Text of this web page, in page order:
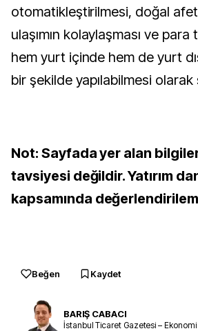
otomatikleştirilmesi, doğal
ulaşımın kolaylaşması ve
hem yurt içinde hem de yurt
bir şekilde yapılabilmesi olarak
Not: Sayfada yer alan bilgiler
tavsiyesi değildir. Yatırım
kapsamında
Beğen Kaydet
BARIŞ CABACI
İstanbul Ticaret Gazetesi – Ekonomi